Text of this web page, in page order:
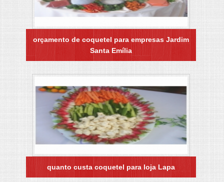
orçamento de coquetel para empresas Jardim
Santa Emília
quanto custa coquetel para loja Lapa